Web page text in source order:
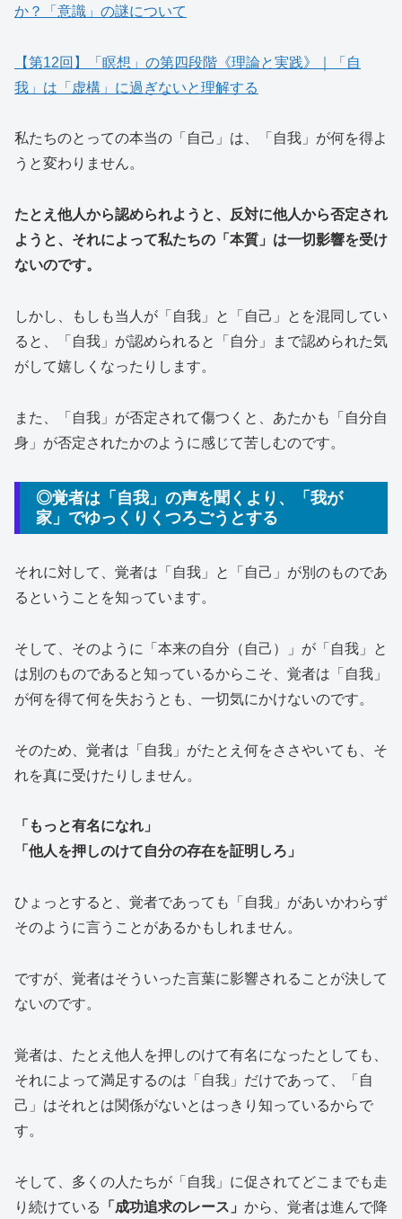
か？「意識」の謎について
【第12回】「瞑想」の第四段階《理論と実践》｜「自
我」は「虚構」に過ぎないと理解する
私たちのとっての本当の「自己」は、「自我」が何を得よ
うと変わりません。
たとえ他人から認められようと、反対に他人から否定され
ようと、それによって私たちの「本質」は一切影響を受け
ないのです。
しかし、もしも当人が「自我」と「自己」とを混同してい
ると、「自我」が認められると「自分」まで認められた気
がして嬉しくなったりします。
また、「自我」が否定されて傷つくと、あたかも「自分自
身」が否定されたかのように感じて苦しむのです。
◎覚者は「自我」の声を聞くより、「我が
家」でゆっくりくつろごうとする
それに対して、覚者は「自我」と「自己」が別のものであ
るということを知っています。
そして、そのように「本来の自分（自己）」が「自我」と
は別のものであると知っているからこそ、覚者は「自我」
が何を得て何を失おうとも、一切気にかけないのです。
そのため、覚者は「自我」がたとえ何をささやいても、そ
れを真に受けたりしません。
「もっと有名になれ」
「他人を押しのけて自分の存在を証明しろ」
ひょっとすると、覚者であっても「自我」があいかわらず
そのように言うことがあるかもしれません。
ですが、覚者はそういった言葉に影響されることが決して
ないのです。
覚者は、たとえ他人を押しのけて有名になったとしても、
それによって満足するのは「自我」だけであって、「自
己」はそれとは関係がないとはっきり知っているからで
す。
そして、多くの人たちが「自我」に促されてどこまでも走
り続けている
「成功追求のレース」 から、覚者は進んで降